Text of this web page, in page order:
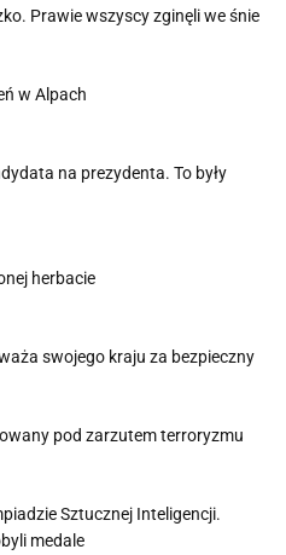
Prawie wszyscy zginęli we śnie
w Alpach
na prezydenta. To były
herbacie
swojego kraju za bezpieczny
pod zarzutem terroryzmu
Sztucznej Inteligencji.
medale